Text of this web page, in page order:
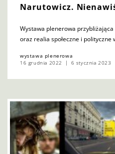
Narutowicz.
Wystawa plenerowa
oraz realia społeczne i polityczne
wystawa plenerowa
16 grudnia 2022
6 stycznia 2023